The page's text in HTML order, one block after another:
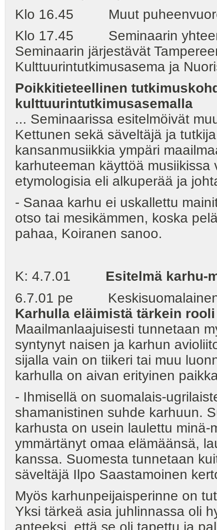
Klo 16.45 Muut
Klo 17.45 Seminaarin
Seminaarin järjestävät
Kulttuurintutkimusasema ja
Poikkitieteellinen
kulttuurintutkimusasemalla
... Seminaarissa esitelmöivät
Kettunen sekä säveltäjä ja
kansanmusiikkia ympäri
karhuteeman käyttöä
etymologisia eli alkuperää ja
- Sanaa karhu ei uskallettu
otso tai mesikämmen, koska
pahaa, Koiranen sanoo.
K: 4.7.01 Esitelmä karhu-
6.7.01 pe Keskisuomalainen
Karhulla eläimistä tärkein
Maailmanlaajuisesti tunnetaan
syntynyt naisen ja karhun
sijalla vain on tiikeri tai muu
karhulla on aivan erityinen
- Ihmisellä on suomalais-
shamanistinen suhde karhuun.
karhusta on usein laulettu
ymmärtänyt omaa elämäänsä,
kanssa. Suomesta tunnetaan
säveltäjä Ilpo Saastamoinen
Myös karhunpeijaisperinne on
Yksi tärkeä asia juhlinnassa oli
anteeksi, että se oli tapettu ja